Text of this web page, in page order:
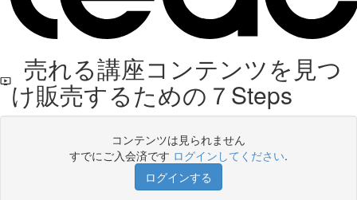
売れる講座コンテンツを見つ
け販売するための７Steps
コンテンツは見られません
すでにご入会済です ログインしてください.
ログインする